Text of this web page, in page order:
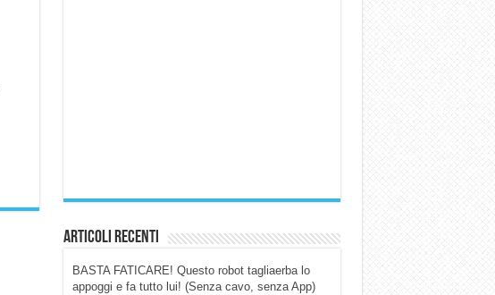
Articoli Recenti
BASTA FATICARE! Questo robot tagliaerba lo
appoggi e fa tutto lui! (Senza cavo, senza App)